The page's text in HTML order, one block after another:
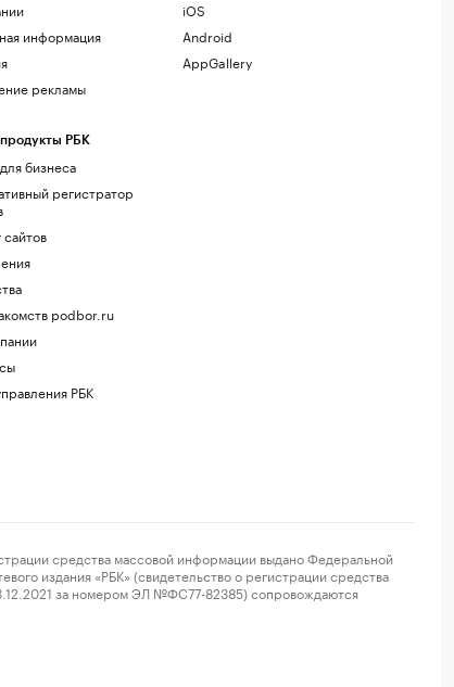
информация
рекламы
РБК
бизнеса
регистратор
сайтов
podbor.ru
РБК
iOS
Android
AppGallery
средства массовой информации выдано Федеральной
издания «РБК» (свидетельство о регистрации средства
за номером ЭЛ №ФС77-82385) сопровождаются